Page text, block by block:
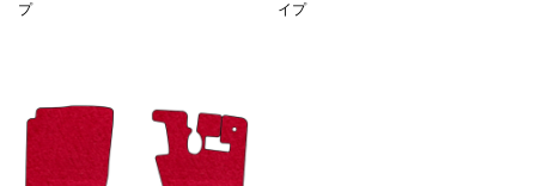
プ
イプ